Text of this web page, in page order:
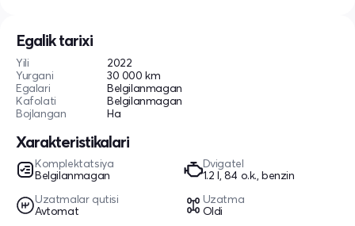
Egalik tarixi
Yili
2022
Yurgani
30 000 km
Egalari
Belgilanmagan
Kafolati
Belgilanmagan
Bojlangan
Ha
Xarakteristikalari
Komplektatsiya
Belgilanmagan
Dvigatel
1.2 l, 84 o.k., benzin
Uzatmalar qutisi
Avtomat
Uzatma
Oldi